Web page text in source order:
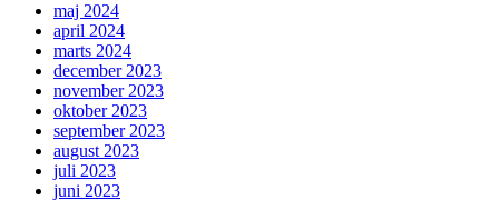
maj 2024
april 2024
marts 2024
december 2023
november 2023
oktober 2023
september 2023
august 2023
juli 2023
juni 2023